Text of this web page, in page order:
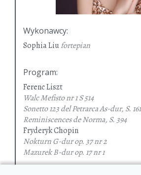
Wykonawcy:
Sophia Liufortepian
Program:
Ferenc Liszt
Walc Mefisto nr 1 S 514
Sonetto 123 del Petrarca As-dur, S.
Reminiscences de Norma, S. 394
Fryderyk Chopin
Nokturn G-durop. 37 nr 2
Mazurek B-durop. 17 nr 1
Mazurek e-mollop. 17 nr 2